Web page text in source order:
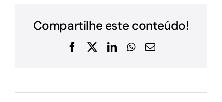
Compartilhe este conteúdo!
Facebook
X LinkedInWhatsApp
E-